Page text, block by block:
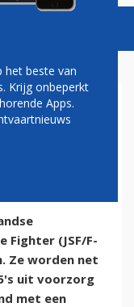
F-35'S
(JSF/F-
Ze worden net
uit voorzorg
met een
het beste van
Krijg onbeperkt
Apps.